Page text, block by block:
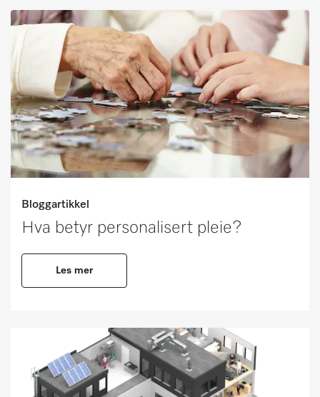
Bloggartikkel
Hva betyr personalisert pleie?
Les mer